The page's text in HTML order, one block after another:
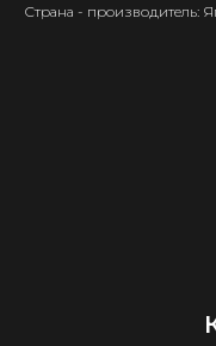
Страна - производитель: